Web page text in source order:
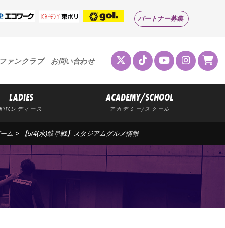
パートナー募集
ァンクラブ お問い合わせ
LADIES
MYFCレディース
ACADEMY/SCHOOL
アカデミー/スクール
ム > 【5/4(水)岐阜戦】スタジアムグルメ情報